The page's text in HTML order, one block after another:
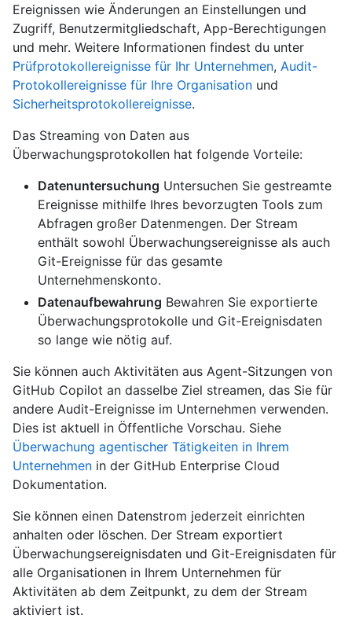
Ereignissen wie Änderungen an Einstellungen und
Zugriff, Benutzermitgliedschaft, App-Berechtigungen
und mehr. Weitere Informationen findest du unter
Prüfprotokollereignisse für Ihr Unternehmen, Audit-
Protokollereignisse für Ihre Organisation und
Sicherheitsprotokollereignisse.
Das Streaming von Daten aus
Überwachungsprotokollen hat folgende Vorteile:
Datenuntersuchung Untersuchen Sie gestreamte
Ereignisse mithilfe Ihres bevorzugten Tools zum
Abfragen großer Datenmengen. Der Stream
enthält sowohl Überwachungsereignisse als auch
Git-Ereignisse für das gesamte
Unternehmenskonto.
Datenaufbewahrung Bewahren Sie exportierte
Überwachungsprotokolle und Git-Ereignisdaten
so lange wie nötig auf.
Sie können auch Aktivitäten aus Agent-Sitzungen von
GitHub Copilot an dasselbe Ziel streamen, das Sie für
andere Audit-Ereignisse im Unternehmen verwenden.
Dies ist aktuell in Öffentliche Vorschau. Siehe
Überwachung agentischer Tätigkeiten in Ihrem
Unternehmen in der GitHub Enterprise Cloud
Dokumentation.
Sie können einen Datenstrom jederzeit einrichten
anhalten oder löschen. Der Stream exportiert
Überwachungsereignisdaten und Git-Ereignisdaten für
alle Organisationen in Ihrem Unternehmen für
Aktivitäten ab dem Zeitpunkt, zu dem der Stream
aktiviert ist.